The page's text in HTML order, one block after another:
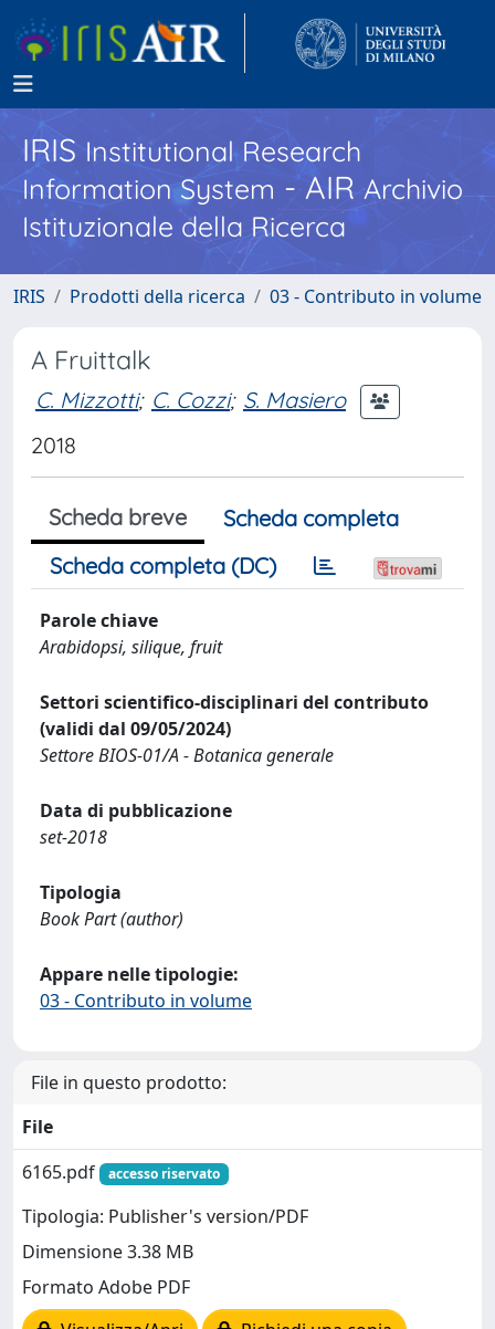
IRISInstitutional Research
Information System - AIR Archivio
Istituzionale della Ricerca
IRIS Prodotti della ricerca 03 - Contributo in volume
A Fruittalk
C. Mizzotti; C. Cozzi; S. Masiero
2018
Scheda breve
Scheda completa
Scheda completa (DC)
Parole chiave
Arabidopsi, silique, fruit
Settori scientifico-disciplinari del contributo
(validi dal 09/05/2024)
Settore BIOS-01/A - Botanica generale
Data di pubblicazione
set-2018
Tipologia
Book Part (author)
Appare nelle tipologie:
03 - Contributo in volume
File in questo prodotto:
File
6165.pdf
accesso riservato
Tipologia: Publisher's version/PDF
Dimensione 3.38 MB
Formato Adobe PDF